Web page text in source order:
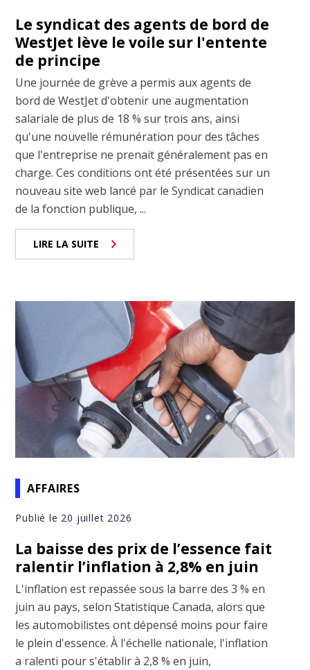
Le syndicat des agents de bord de
WestJet lève le voile sur l'entente
de principe
Une journée de grève a permis aux agents de
bord de WestJet d'obtenir une augmentation
salariale de plus de 18 % sur trois ans, ainsi
qu'une nouvelle rémunération pour des tâches
que l'entreprise ne prenait généralement pas en
charge. Ces conditions ont été présentées sur un
nouveau site web lancé par le Syndicat canadien
de la fonction publique, ...
LIRE LA SUITE
AFFAIRES
Publié le 20 juillet 2026
La baisse des prix de l’essence fait
ralentir l’inflation à 2,8% en juin
L'inflation est repassée sous la barre des 3 % en
juin au pays, selon Statistique Canada, alors que
les automobilistes ont dépensé moins pour faire
le plein d'essence. À l'échelle nationale, l'inflation
a ralenti pour s'établir à 2,8 % en juin,